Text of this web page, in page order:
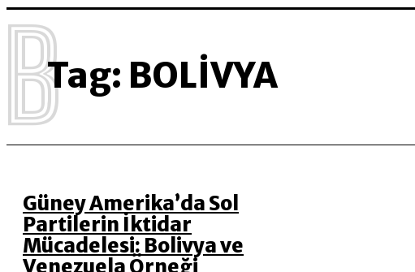
Tag: BOLIVYA
B
Güney Amerika’da Sol
Partilerin İktidar
Mücadelesi: Bolivya ve
Venezuela Örneği